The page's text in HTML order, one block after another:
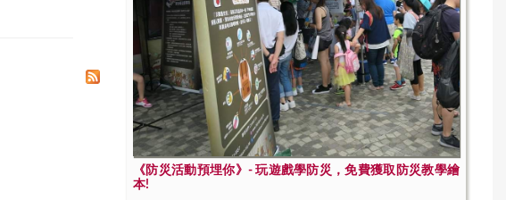
《防災活動預埋你》- 玩遊戲學防災，免費獲取防災教學繪
本!